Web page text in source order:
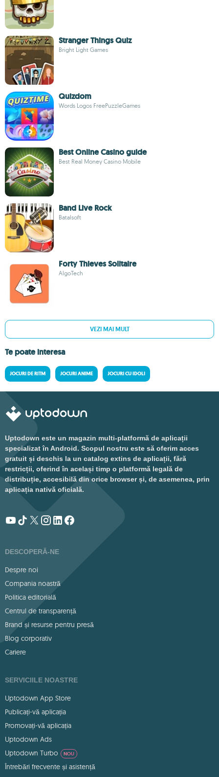
Stranger Things Quiz
Bright Light Games
Quizdom
Words Logos FreePuzzleGames
Best Online Casino guide
Best Real Money Casino Mobile
Band Live Rock
Batalsoft
Forty Thieves Solitaire
AlgoTech
VEZI MAI MULT
Te poate interesa
JOCURI DE RITM JOCURI ANIME JOCURI CU IDOLI
Uptodown este un magazin multi-platformă de aplicații
specializat în Android. Scopul nostru este să oferim acces
gratuit și deschis la un catalog extins de aplicații, fără
restricții, oferind în același timp o platformă legală de
distribuție, accesibilă din orice browser și, de asemenea, prin
aplicația nativă oficială.
DESCOPERĂ-NE
Despre noi
Compania noastră
Politica editorială
Centrul de transparență
Brand și resurse pentru presă
Blog corporativ
Cariere
SERVICIILE NOASTRE
Uptodown App Store
Publicați-vă aplicația
Promovați-vă aplicația
Uptodown Ads
Uptodown Turbo
NOU
Întrebări frecvente și asistență